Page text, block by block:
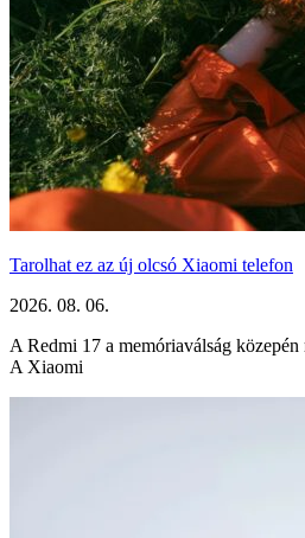
Tarolhat ez az új olcsó Xiaomi telefon
2026. 08. 06.
A Redmi 17 a memóriaválság
A Xiaomi